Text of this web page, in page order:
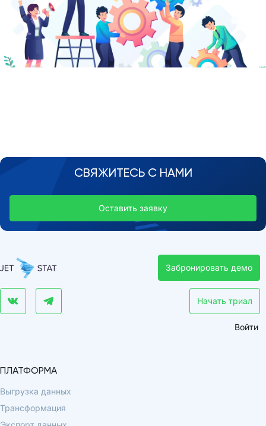
СВЯЖИТЕСЬ С НАМИ
Оставить заявку
Забронировать демо
Начать триал
Войти
ПЛАТФОРМА
Выгрузка данных
Трансформация